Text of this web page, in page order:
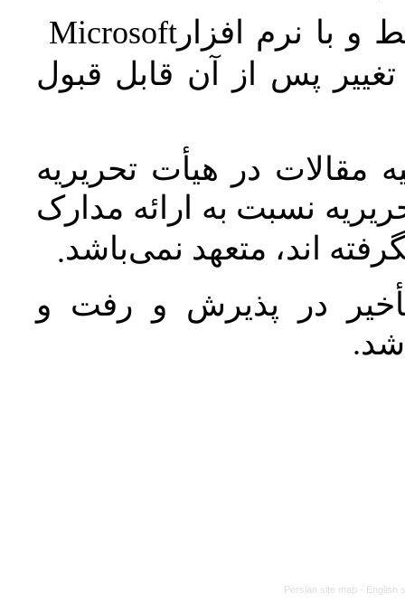
و با نرم افزارMicrosoft
پس از آن قابل قبول
مقالات در هیأت تحریریه
نسبت به ارائه مدارک
اند، متعهد نمی‌باشد.
در پذیرش و رفت و
شد.
Persian site map - English